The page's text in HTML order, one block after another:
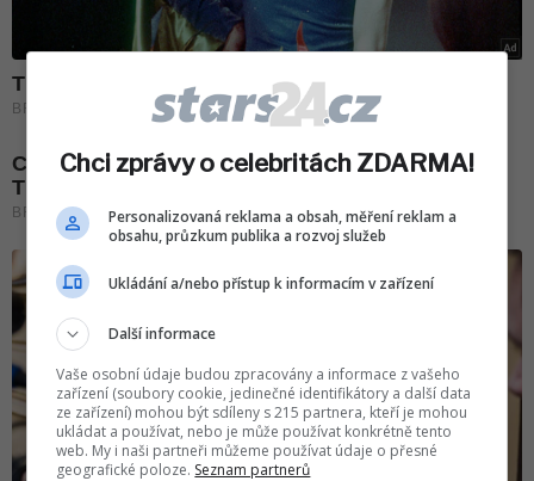
Chci zprávy o celebritách ZDARMA!
Personalizovaná reklama a obsah, měření reklam a
obsahu, průzkum publika a rozvoj služeb
Ukládání a/nebo přístup k informacím v zařízení
Další informace
Vaše osobní údaje budou zpracovány a informace z vašeho
zařízení (soubory cookie, jedinečné identifikátory a další data
ze zařízení) mohou být sdíleny s 215 partnera, kteří je mohou
ukládat a používat, nebo je může používat konkrétně tento
web. My i naši partneři můžeme používat údaje o přesné
geografické poloze. Seznam partnerů